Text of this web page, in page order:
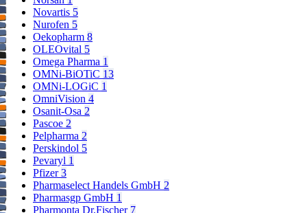
Novartis 5
Nurofen 5
Oekopharm 8
OLEOvital 5
Omega Pharma 1
OMNi-BiOTiC 13
OMNi-LOGiC 1
OmniVision 4
Osanit-Osa 2
Pascoe 2
Pelpharma 2
Perskindol 5
Pevaryl 1
Pfizer3
Pharmaselect Handels GmbH 2
Pharmasgp GmbH 1
Pharmonta Dr.Fischer 7